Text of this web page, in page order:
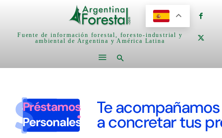
Fuente de información forestal, foresto-industrial y
ambiental de Argentina y América Latina